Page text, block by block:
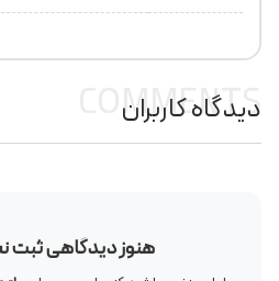
دیدگاه کاربران
COMMENTS
هنوز دیدگاهی ثبت